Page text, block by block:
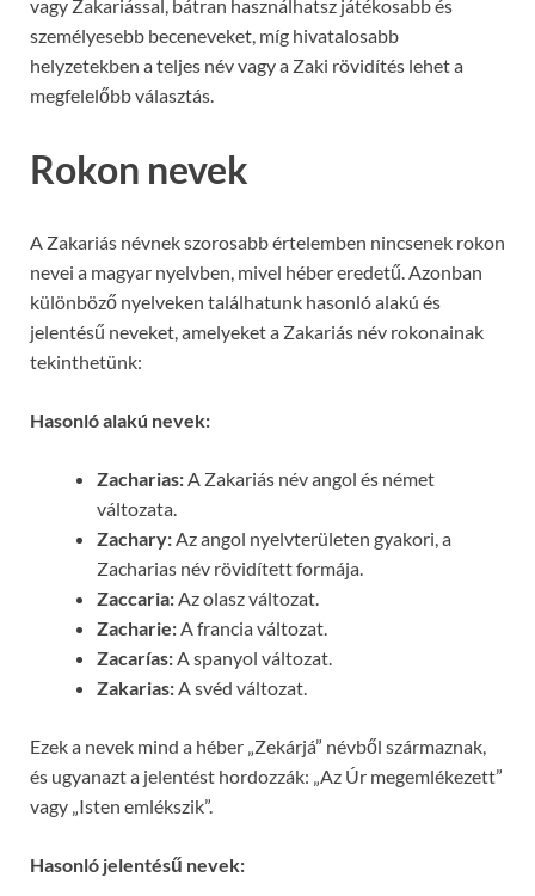
vagy Zakariással, bátran használhatsz játékosabb és
személyesebb beceneveket, míg hivatalosabb
helyzetekben a teljes név vagy a Zaki rövidítés lehet a
megfelelőbb választás.
Rokon nevek
A Zakariás névnek szorosabb értelemben nincsenek rokon
nevei a magyar nyelvben, mivel héber eredetű. Azonban
különböző nyelveken találhatunk hasonló alakú és
jelentésű neveket, amelyeket a Zakariás név rokonainak
tekinthetünk:
Hasonló alakú nevek:
Zacharias:A Zakariás név angol és német
változata.
Zachary:Az angol nyelvterületen gyakori, a
Zacharias név rövidített formája.
Zaccaria:Az olasz változat.
Zacharie:A francia változat.
Zacarías:A spanyol változat.
Zakarias:A svéd változat.
Ezek a nevek mind a héber „Zekárjá” névből származnak,
és ugyanazt a jelentést hordozzák: „Az Úr megemlékezett”
vagy „Isten emlékszik”.
Hasonló jelentésű nevek: